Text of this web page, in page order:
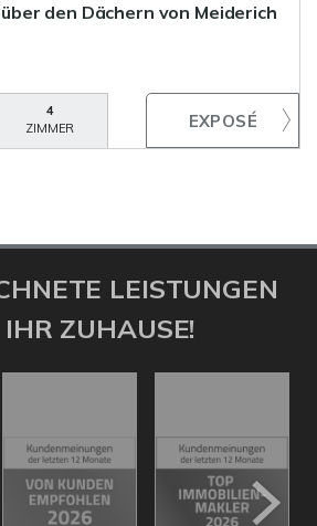
den Dächern von Meiderich
4
ZIMMER
LEISTUNGEN
IHR ZUHAUSE!